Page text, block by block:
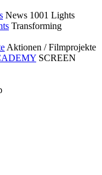
News 1001 Lights
Transforming
Aktionen / Filmprojekte
SCREEN